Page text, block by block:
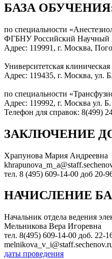
БАЗА
по специальности
ФГБНУ Российский Научный
Адрес: 119991, г. Москва,
Университетская
Адрес: 119435, г. Москва, ул.
по специальности
Адрес: 119992, г. Москва ул.
Телефон для справок: 8(499)
ЗАКЛЮЧЕНИЕ
Храпунова Мария Андреевна
тел. 8 (495) 609-14-00 доб 20-
НАЧИСЛЕНИЕ
Hачальник отдела ведения
Мельникова Вера Игоревна
тел. 8(495) 609-14-00 доб. 22-
даты проведения